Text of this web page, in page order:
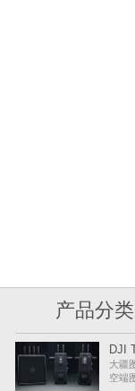
产品分类
DJI
大疆
空端